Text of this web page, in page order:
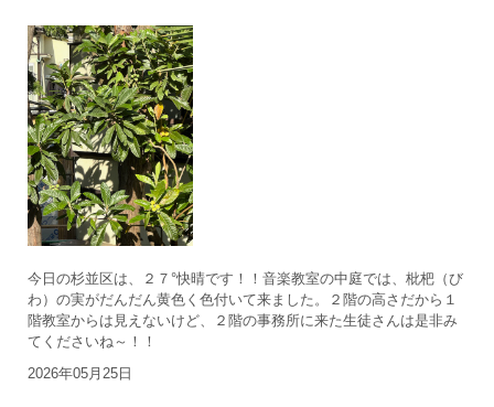
今日の杉並区は、２７°快晴です！！音楽教室の中庭では、枇杷（び
わ）の実がだんだん黄色く色付いて来ました。２階の高さだから１
階教室からは見えないけど、２階の事務所に来た生徒さんは是非み
てくださいね～！！
2026年05月25日